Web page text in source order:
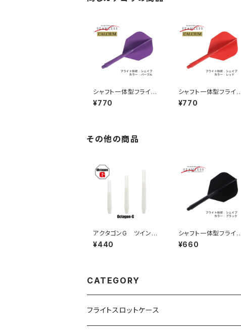
シャフト一体型フライ
ト シームレス カルシ
ウム シェイプ カラ
¥770
シャフト一体型フライ
ト シームレス カルシ
ウム シェイプ カラ
¥770
その他の商品
アクタゴンG ツインシ
ャフト
¥440
シャフト一体型フライ
ト シームレス シェイ
プ カラー：ブラック
¥660
CATEGORY
フライトスロットケース